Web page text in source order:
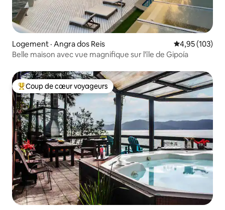
Logement · Angra dos Reis Note
4,95 (103)
Belle maison avec vue magnifique sur l'île de Gipoía
Coup de cœur voyageurs parmi les plus aimés
Coup de cœur voyageurs